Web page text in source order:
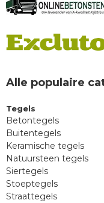
Alle populaire
Tegels
Betontegels
Buitentegels
Keramische tegels
Natuursteen tegels
Siertegels
Stoeptegels
Straattegels